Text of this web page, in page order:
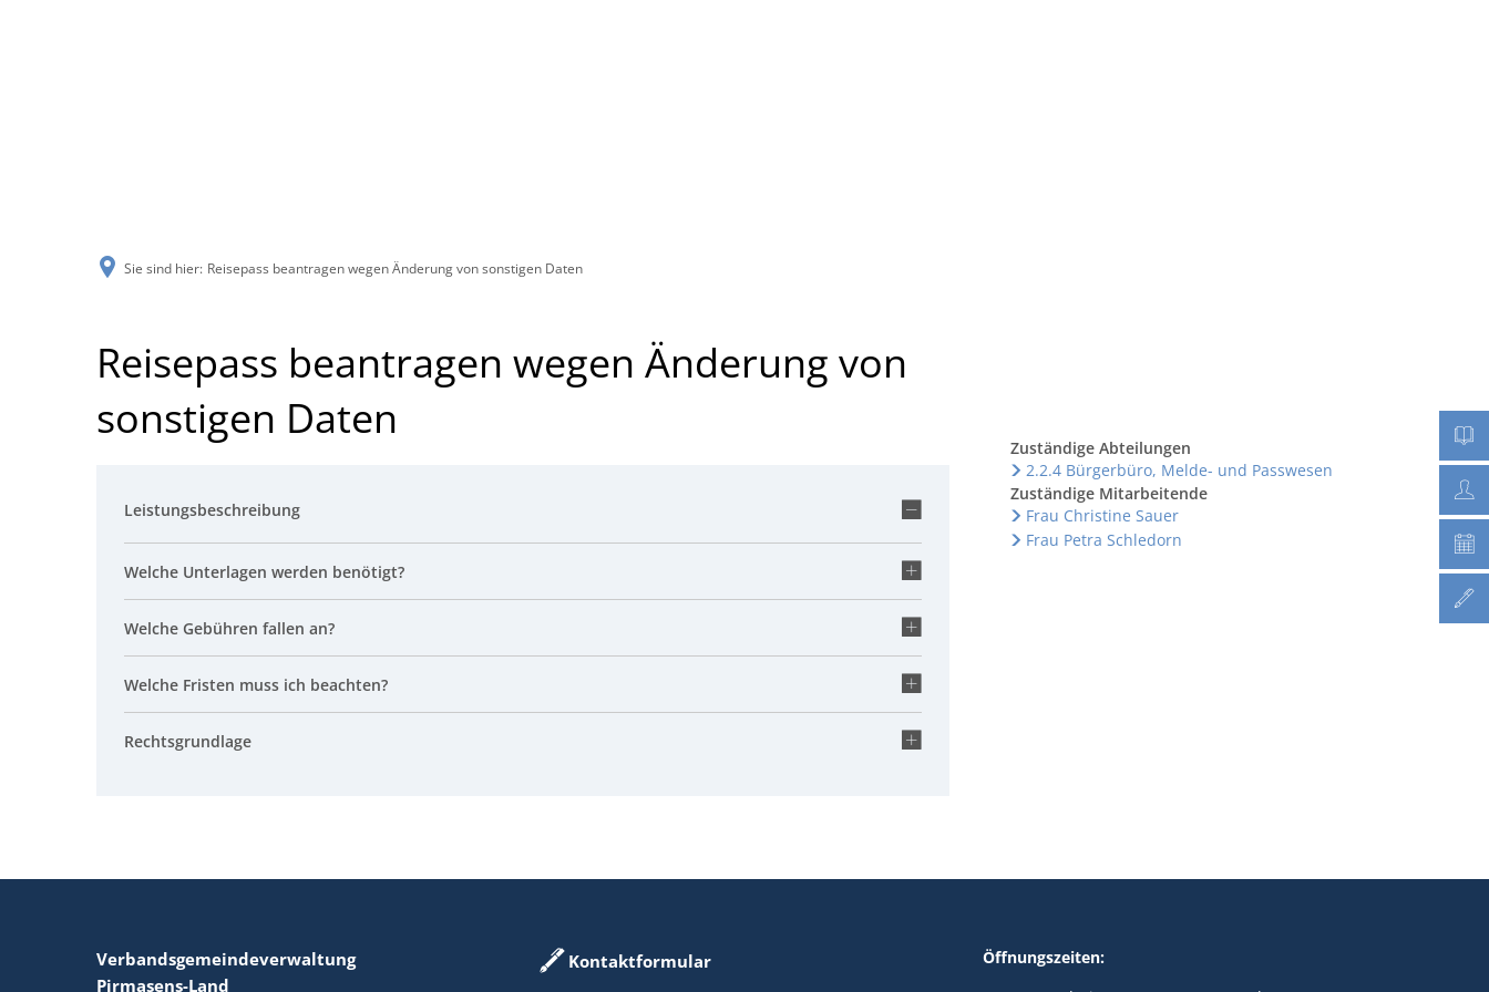
Sie sind hier: Reisepass beantragen wegen Änderung von sonstigen Daten
Reisepass beantragen wegen Änderung von
sonstigen Daten
Leistungsbeschreibung
Welche Unterlagen werden benötigt?
Welche Gebühren fallen an?
Welche Fristen muss ich beachten?
Rechtsgrundlage
Zuständige Abteilungen
2.2.4 Bürgerbüro, Melde- und Passwesen
Zuständige Mitarbeitende
Frau Christine Sauer
Frau Petra Schledorn
Verbandsgemeindeverwaltung
Pirmasens-Land
Kontaktformular
Öffnungszeiten: